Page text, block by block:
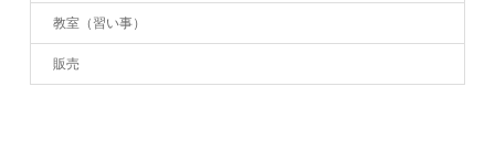
教室（習い事）
販売